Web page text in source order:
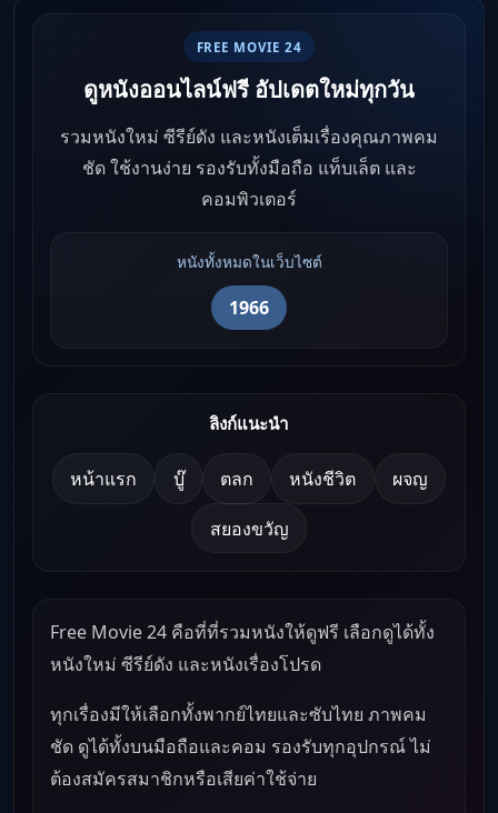
FREE MOVIE 24
ดูหนังออนไลน์ฟรี อัปเดตใหม่ทุกวัน
รวมหนังใหม่ ซีรีย์ดัง และหนังเต็มเรื่องคุณภาพคม
ชัด ใช้งานง่าย รองรับทั้งมือถือ แท็บเล็ต และ
คอมพิวเตอร์
หนังทั้งหมดในเว็บไซต์
1966
ลิงก์แนะนำ
หน้าแรก บู๊ ตลก หนังชีวิต ผจญ
สยองขวัญ
Free Movie 24 คือที่ที่รวมหนังให้ดูฟรี เลือกดูได้ทั้ง
หนังใหม่ ซีรีย์ดัง และหนังเรื่องโปรด
ทุกเรื่องมีให้เลือกทั้งพากย์ไทยและซับไทย ภาพคม
ชัด ดูได้ทั้งบนมือถือและคอม รองรับทุกอุปกรณ์ ไม่
ต้องสมัครสมาชิกหรือเสียค่าใช้จ่าย